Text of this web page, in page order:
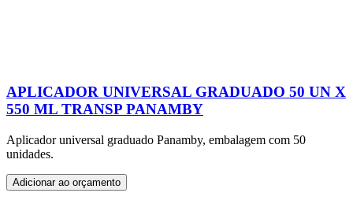
APLICADOR UNIVERSAL GRADUADO 50 UN X
550 ML TRANSP PANAMBY
Aplicador universal graduado Panamby, embalagem com 50
unidades.
Adicionar ao orçamento